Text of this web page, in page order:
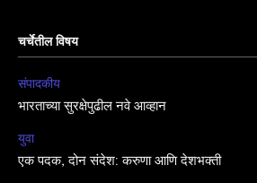
चर्चेतील विषय
संपादकीय
भारताच्या सुरक्षेपुढील नवे आव्हान
युवा
एक पदक, दोन संदेश: करुणा आणि देशभक्ती